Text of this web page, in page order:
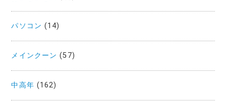
パソコン (14)
メインクーン (57)
中高年 (162)